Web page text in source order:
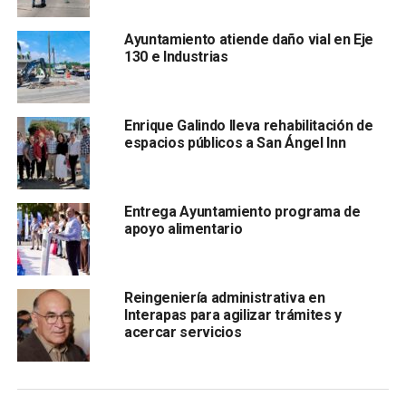
(Interapas),
otros sitios generaron más problemáticas y el puente
Othón dejó de hacerlo.
“Los mantos freáticos suben, no ha llovido; curiosamente
los últimos días que llovió, no se inundó, porque se hizo
un gran trabajo de desazolve, perocontra los mantos
freáticos no podemos hacer mucho. Hoy le pedí al
ingeniero Eustorgio –de Obras Públicas– y al Interapas
que buscaran de una vez un proyecto, a ver si hay algo que
Ayuntamiento atiende daño vial en Eje
130 e Industrias
Enrique Galindo lleva rehabilitación de
espacios públicos a San Ángel Inn
Entrega Ayuntamiento programa de
apoyo alimentario
Reingeniería administrativa en
Interapas para agilizar trámites y
acercar servicios